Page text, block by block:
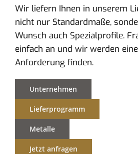
Wir liefern Ihnen in unserem
nicht nur Standardmaße,
Wunsch auch Spezialprofile.
einfach an und wir werden
Anforderung finden.
Unternehmen
Lieferprogramm
Metalle
Jetzt anfragen